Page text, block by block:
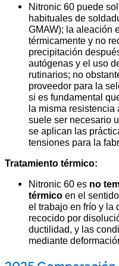
Nitronic 60 puede
habituales de
GMAW); la aleación
térmicamente y no
precipitación
autógenas y el uso
rutinarios; no
proveedor para la
si es fundamental
la misma resistencia
suele ser necesario
se aplican las
tensiones para la
Tratamiento térmico:
Nitronic 60 es no
térmico en el
el trabajo en frío y la
recocido por
ductilidad, y las
mediante